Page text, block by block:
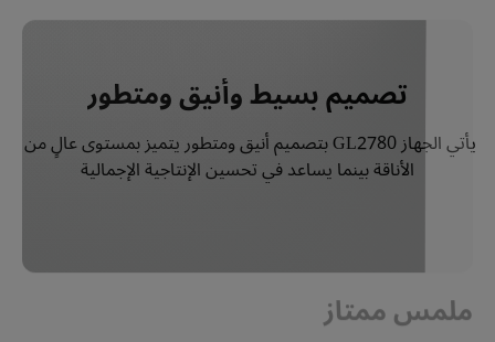
تصميم بسيط وأنيق ومتطور
الأناقة بينما يساعد في تحسين الإنتاجية الإجمالية
ملمس ممتاز